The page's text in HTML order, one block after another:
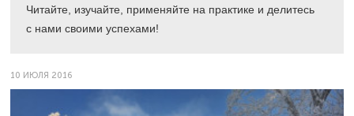
Читайте, изучайте, применяйте на практике и делитесь
с нами своими успехами!
10 ИЮЛЯ 2016